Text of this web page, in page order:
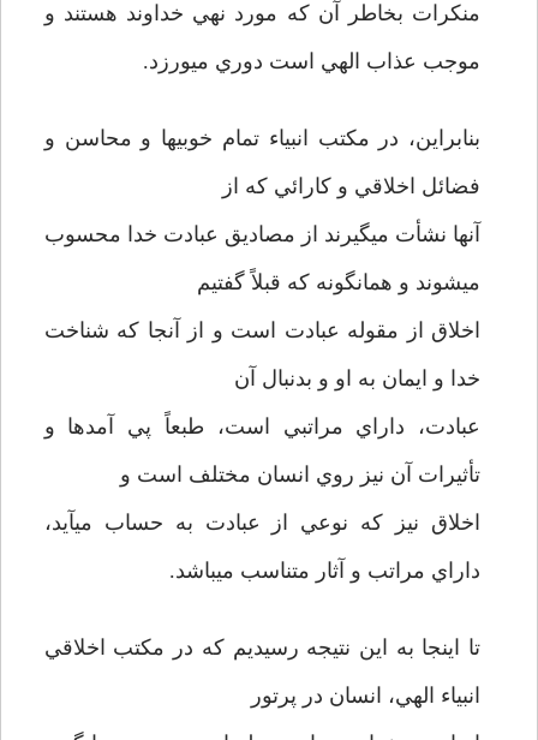
منكرات بخاطر آن كه مورد نهي خداوند هستند و
موجب عذاب الهي است دوري مي­ورزد.
بنابراين، در مكتب انبياء تمام خوبيها و محاسن و
فضائل اخلاقي و كارائي كه از
آنها نشأت مي­گيرند از مصاديق عبادت خدا محسوب
مي­شوند و همانگونه كه قبلاً‌ گفتيم
اخلاق از مقوله عبادت است و از آنجا كه شناخت
خدا و ايمان به او و بدنبال آن
عبادت، داراي مراتبي است، طبعاً پي آمدها و
تأثيرات آن نيز روي انسان مختلف است و
اخلاق نيز كه نوعي از عبادت به حساب مي­آيد،
داراي مراتب و آثار متناسب مي­باشد.
تا اينجا به اين نتيجه رسيديم كه در مكتب اخلاقي
انبياء الهي،‌ انسان در پرتور